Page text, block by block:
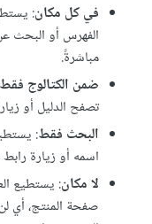
في كل مكان:
الفهرس أو البحث
مباشرةً.
ضمن الكتالوج فقط
تصفح الدليل أو
البحث فقط:
اسمه أو زيارة
لا مكان: يستطيع
صفحة المنتج، أي